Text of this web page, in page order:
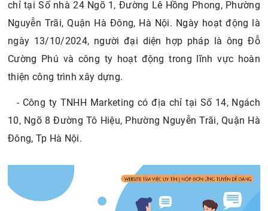
chỉ tại Số nhà 24 Ngõ 1, Đường Lê Hồng Phong, Phường
Nguyễn Trãi, Quận Hà Đông, Hà Nội. Ngày hoạt động là
ngày 13/10/2024, người đại diện hợp pháp là ông Đỗ
Cường Phú và công ty hoạt động trong lĩnh vực hoàn
thiện công trình xây dựng.
- Công ty TNHH Marketing có địa chỉ tại Số 14, Ngách
10, Ngõ 8 Đường Tô Hiệu, Phường Nguyễn Trãi, Quận Hà
Đông, Tp Hà Nội.